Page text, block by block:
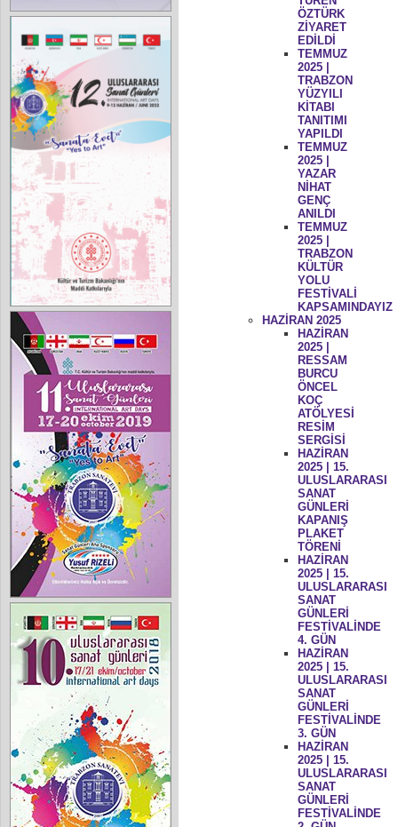
ÖZTÜRK
ZİYARET
EDİLDİ
TEMMUZ
2025 |
TRABZON
YÜZYILI
KİTABI
TANITIMI
YAPILDI
TEMMUZ
2025 |
YAZAR
NİHAT
GENÇ
ANILDI
TEMMUZ
2025 |
TRABZON
KÜLTÜR
YOLU
FESTİVALİ
KAPSAMINDAYIZ
HAZİRAN 2025
HAZİRAN
2025 |
RESSAM
BURCU
ÖNCEL
KOÇ
ATÖLYESİ
RESİM
SERGİSİ
HAZİRAN
2025 | 15.
ULUSLARARASI
SANAT
GÜNLERİ
KAPANIŞ
PLAKET
TÖRENİ
HAZİRAN
2025 | 15.
ULUSLARARASI
SANAT
GÜNLERİ
FESTİVALİNDE
4. GÜN
HAZİRAN
2025 | 15.
ULUSLARARASI
SANAT
GÜNLERİ
FESTİVALİNDE
3. GÜN
HAZİRAN
2025 | 15.
ULUSLARARASI
SANAT
GÜNLERİ
FESTİVALİNDE